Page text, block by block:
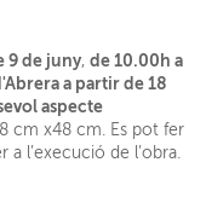
9 de juny,de 10.00h a
a partir de 18
aspecte
cm x48 cm. Es pot fer
a l’execució de l’obra.